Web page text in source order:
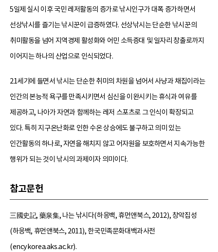
5일제 실시 이후 국민 레저활동의 증가로 낚시인구가 대폭 증가하면서
선상낚시를 즐기는 낚시꾼이 급증하였다. 선상낚시는 단순한 낚시꾼의
취미활동을 넘어 지역경제 활성화와 어민 소득증대 및 일자리 창출로까지
이어지는 하나의 산업으로 인식되었다.
21세기에 들면서 낚시는 단순한 취미의 차원을 넘어서 사냥과 채집이라는
인간의 본능적 욕구를 만족시키면서 심신을 이완시키는 휴식과 여유를
제공하고, 나아가 자연과 함께하는 레저 스포츠로 그 인식이 확장되고
있다. 특히 지구온난화로 인한 수온 상승에도 불구하고 의미 있는
인간활동의 하나로, 자연을 해치지 않고 어자원을 보호하면서 지속가능한
행위가 되는 것이 낚시의 과제이자 의미이다.
참고문헌
三國史記, 藥泉集, 나는 낚시다(하응백, 휴먼앤북스, 2012), 창악집성
(하응백, 휴먼앤북스, 2011), 한국민족문화대백과사전
(encykorea.aks.ac.kr).